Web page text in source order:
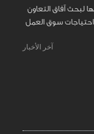
لبحث آفاق التعاون
سوق العمل
آخر الأخبار